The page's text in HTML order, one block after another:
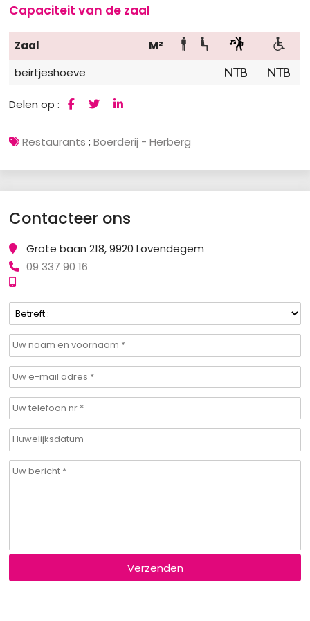
Capaciteit van de zaal
Zaal
M²
beirtjeshoeve
NTB NTB
Delen op :
Restaurants ;Boerderij - Herberg
Contacteer ons
Grote baan 218, 9920 Lovendegem
09 337 90 16
Verzenden